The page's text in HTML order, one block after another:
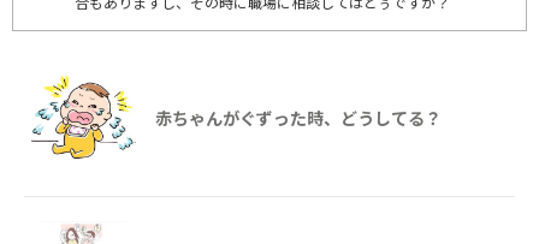
赤ちゃんがぐずった時、どうしてる？